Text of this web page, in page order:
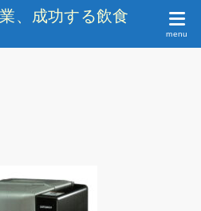
、成功する飲食